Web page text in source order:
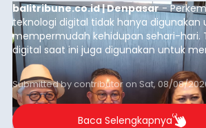
balitribune.co.id | Denpasar-
teknologi digital tidak hanya digunakan
mempermudah kehidupan sehari-hari.
digital saat ini juga digunakan untuk
dan mengelola data base alumni dari
sekolah, salah satunya adalah alumni
Denpasar.
Submitted bycontributoron Sat, 08/08/
Baca Selengkapnya